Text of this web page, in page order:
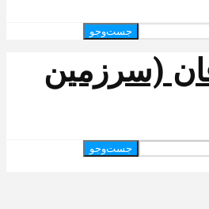
جست‌وجو
جست‌وجو